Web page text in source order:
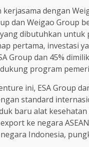
kerjasama dengan
dan Weigao
dibutuhkan
pertama, investasi
Group dan 45%
program
ini, ESA Group
standard
baru alat
ke negara
Indonesia,